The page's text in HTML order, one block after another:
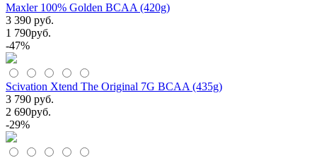
Maxler 100% Golden BCAA (420g)
3 390 руб.
1 790руб.
-47%
Scivation Xtend The Original 7G BCAA (435g)
3 790 руб.
2 690руб.
-29%